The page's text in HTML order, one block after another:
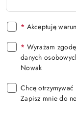
* Akceptuję
* Wyrażam
danych
Nowak
Chcę
Zapisz mnie do